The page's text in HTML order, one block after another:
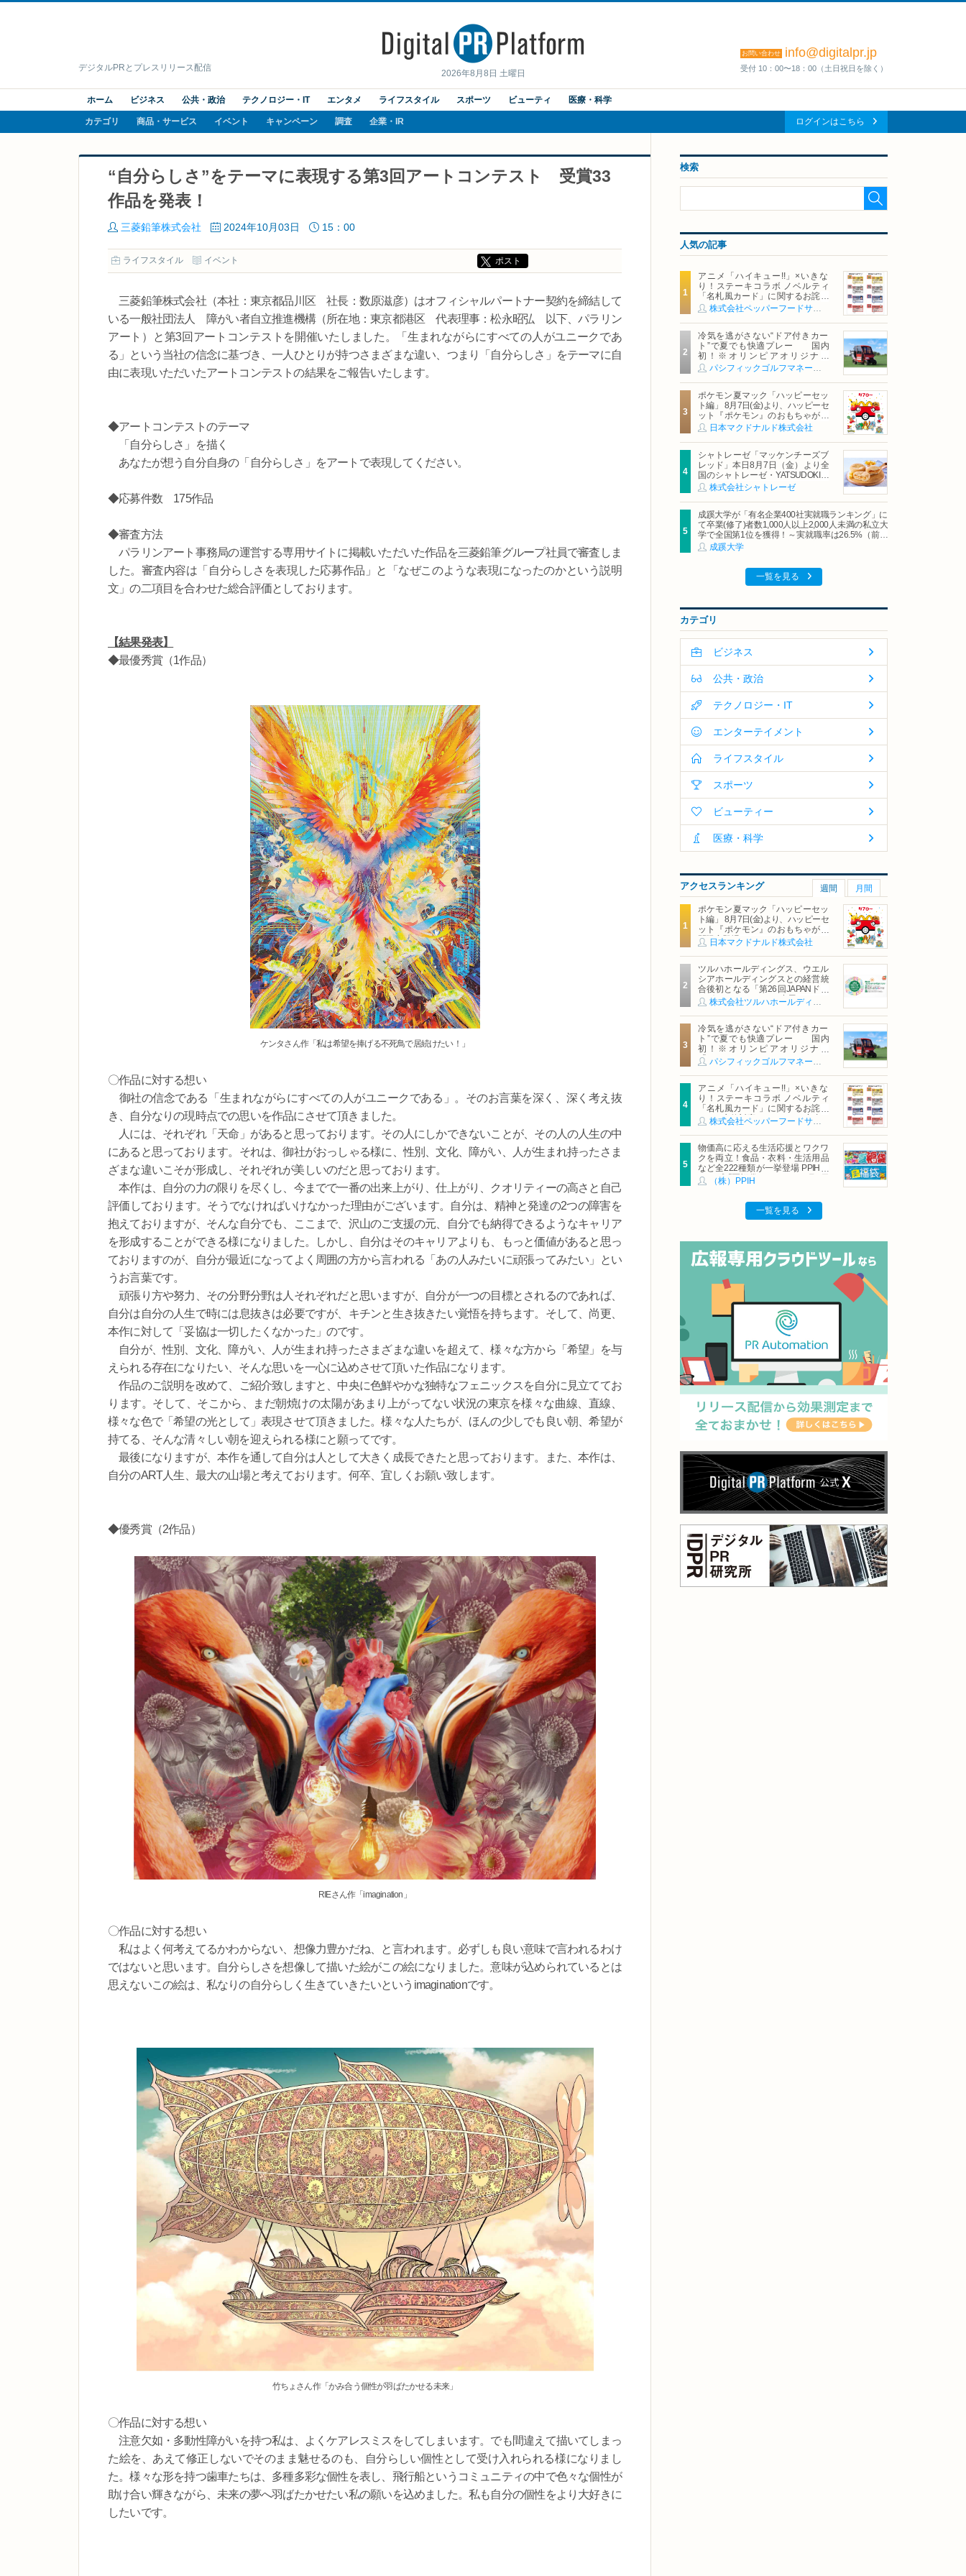
2026年8月8日 土曜日
デジタルPRとプレスリリース配信
お問い合わせ info@digitalpr.jp
受付 10：00〜18：00（土日祝日を除く）
ホーム ビジネス 公共・政治 テクノロジー・IT エンタメ ライフスタイル スポーツ ビューティ 医療・科学
カテゴリ 商品・サービス イベント キャンペーン 調査 企業・IR ログインはこちら
“自分らしさ”をテーマに表現する第3回アートコンテスト 受賞33
作品を発表！
三菱鉛筆株式会社 2024年10月03日 15：00
ライフスタイル イベント ポスト
三菱鉛筆株式会社（本社：東京都品川区 社長：数原滋彦）はオフィシャルパートナー契約を締結して
いる一般社団法人 障がい者自立推進機構（所在地：東京都港区 代表理事：松永昭弘 以下、パラリン
アート）と第3回アートコンテストを開催いたしました。「生まれながらにすべての人がユニークであ
る」という当社の信念に基づき、一人ひとりが持つさまざまな違い、つまり「自分らしさ」をテーマに自
由に表現いただいたアートコンテストの結果をご報告いたします。
◆アートコンテストのテーマ
「自分らしさ」を描く
あなたが想う自分自身の「自分らしさ」をアートで表現してください。
◆応募件数 175作品
◆審査方法
パラリンアート事務局の運営する専用サイトに掲載いただいた作品を三菱鉛筆グループ社員で審査しま
した。審査内容は「自分らしさを表現した応募作品」と「なぜこのような表現になったのかという説明
文」の二項目を合わせた総合評価としております。
【結果発表】
◆最優秀賞（1作品）
ケンタさん作「私は希望を捧げる不死鳥で居続けたい！」
〇作品に対する想い
御社の信念である「生まれながらにすべての人がユニークである」。そのお言葉を深く、深く考え抜
き、自分なりの現時点での思いを作品にさせて頂きました。
人には、それぞれ「天命」があると思っております。その人にしかできないことが、その人の人生の中
にあると思っております。それは、御社がおっしゃる様に、性別、文化、障がい、人が生まれ持ったさま
ざまな違いこそが形成し、それぞれが美しいのだと思っております。
本作は、自分の力の限りを尽くし、今までで一番の出来上がり、仕上がり、クオリティーの高さと自己
評価しております。そうでなければいけなかった理由がございます。自分は、精神と発達の2つの障害を
抱えておりますが、そんな自分でも、ここまで、沢山のご支援の元、自分でも納得できるようなキャリア
を形成することができる様になりました。しかし、自分はそのキャリアよりも、もっと価値があると思っ
ておりますのが、自分が最近になってよく周囲の方から言われる「あの人みたいに頑張ってみたい」とい
うお言葉です。
頑張り方や努力、その分野分野は人それぞれだと思いますが、自分が一つの目標とされるのであれば、
自分は自分の人生で時には息抜きは必要ですが、キチンと生き抜きたい覚悟を持ちます。そして、尚更、
本作に対して「妥協は一切したくなかった」のです。
自分が、性別、文化、障がい、人が生まれ持ったさまざまな違いを超えて、様々な方から「希望」を与
えられる存在になりたい、そんな思いを一心に込めさせて頂いた作品になります。
作品のご説明を改めて、ご紹介致しますと、中央に色鮮やかな独特なフェニックスを自分に見立ててお
ります。そして、そこから、まだ朝焼けの太陽があまり上がってない状況の東京を様々な曲線、直線、
様々な色で「希望の光として」表現させて頂きました。様々な人たちが、ほんの少しでも良い朝、希望が
持てる、そんな清々しい朝を迎えられる様にと願ってです。
最後になりますが、本作を通して自分は人として大きく成長できたと思っております。また、本作は、
自分のART人生、最大の山場と考えております。何卒、宜しくお願い致します。
◆優秀賞（2作品）
RIEさん作「imagination」
〇作品に対する想い
私はよく何考えてるかわからない、想像力豊かだね、と言われます。必ずしも良い意味で言われるわけ
ではないと思います。自分らしさを想像して描いた絵がこの絵になりました。意味が込められているとは
思えないこの絵は、私なりの自分らしく生きていきたいというimaginationです。
竹ちょさん作「かみ合う個性が羽ばたかせる未来」
〇作品に対する想い
注意欠如・多動性障がいを持つ私は、よくケアレスミスをしてしまいます。でも間違えて描いてしまっ
た絵を、あえて修正しないでそのまま魅せるのも、自分らしい個性として受け入れられる様になりまし
た。様々な形を持つ歯車たちは、多種多彩な個性を表し、飛行船というコミュニティの中で色々な個性が
助け合い輝きながら、未来の夢へ羽ばたかせたい私の願いを込めました。私も自分の個性をより大好きに
したいです。
検索
人気の記事
アニメ「ハイキュー!!」×いきな
り！ステーキコラボ ノベルティ
「名札風カード」に関するお詫び
および交換対応についてのご案内
冷気を逃がさない“ドア付きカー
ト”で夏でも快適プレー 国内
初！※オリンピアオリジナル
「AirCon Cart（エアコンカー
ト）」導入 | ＰＧＭ
ポケモン夏マック「ハッピーセッ
ト編」 8月7日(金)より、ハッピーセ
ット『ポケモン』のおもちゃが期
間限定登場
日本マクドナルド株式会社
シャトレーゼ「マッケンチーズブ
レッド」本日8月7日（金）より全
国のシャトレーゼ・YATSUDOKIで
発売株式会社シャトレーゼ
成蹊大学が「有名企業400社実就職ランキング」に
て卒業(修了)者数1,000人以上2,000人未満の私立大
学で全国第1位を獲得！～実就職率は26.5%（前年
比＋4.3pt）に伸長、東京の私立大学でも10位にラ
ンクイン～
成蹊大学
一覧を見る
カテゴリ
ビジネス
公共・政治
テクノロジー・IT
エンターテイメント
ライフスタイル
スポーツ
ビューティー
医療・科学
アクセスランキング 週間 月間
ポケモン夏マック「ハッピーセッ
ト編」 8月7日(金)より、ハッピーセ
ット『ポケモン』のおもちゃが期
間限定登場
日本マクドナルド株式会社
ツルハホールディングス、ウエル
シアホールディングスとの経営統
合後初となる「第26回JAPANドラ
ッグストアショー」に出展
冷気を逃がさない“ドア付きカー
ト”で夏でも快適プレー 国内
初！※オリンピアオリジナル
「AirCon Cart（エアコンカー
ト）」導入 | ＰＧＭ
アニメ「ハイキュー!!」×いきな
り！ステーキコラボ ノベルティ
「名札風カード」に関するお詫び
および交換対応についてのご案内
物価高に応える生活応援とワクワ
クを両立！食品・衣料・生活用品
など全222種類が一挙登場 PPIHグ
ループ「夏福袋」＆セール 8月6日
(木)より順次スタート
（株）PPIH
一覧を見る